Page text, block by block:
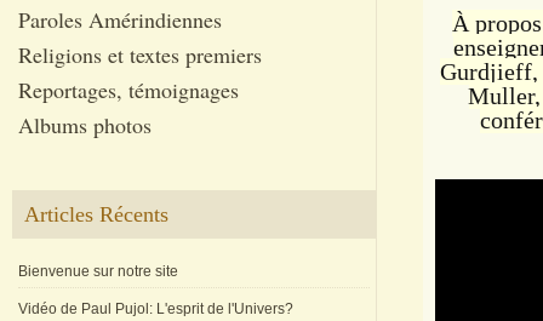
Paroles Amérindiennes
Religions et textes premiers
Reportages, témoignages
Albums photos
Articles Récents
Bienvenue sur notre site
Vidéo de Paul Pujol: L'esprit de l'Univers?
À
Gurdjieff,
Muller,